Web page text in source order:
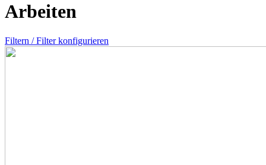
Arbeiten
Filtern / Filter konfigurieren